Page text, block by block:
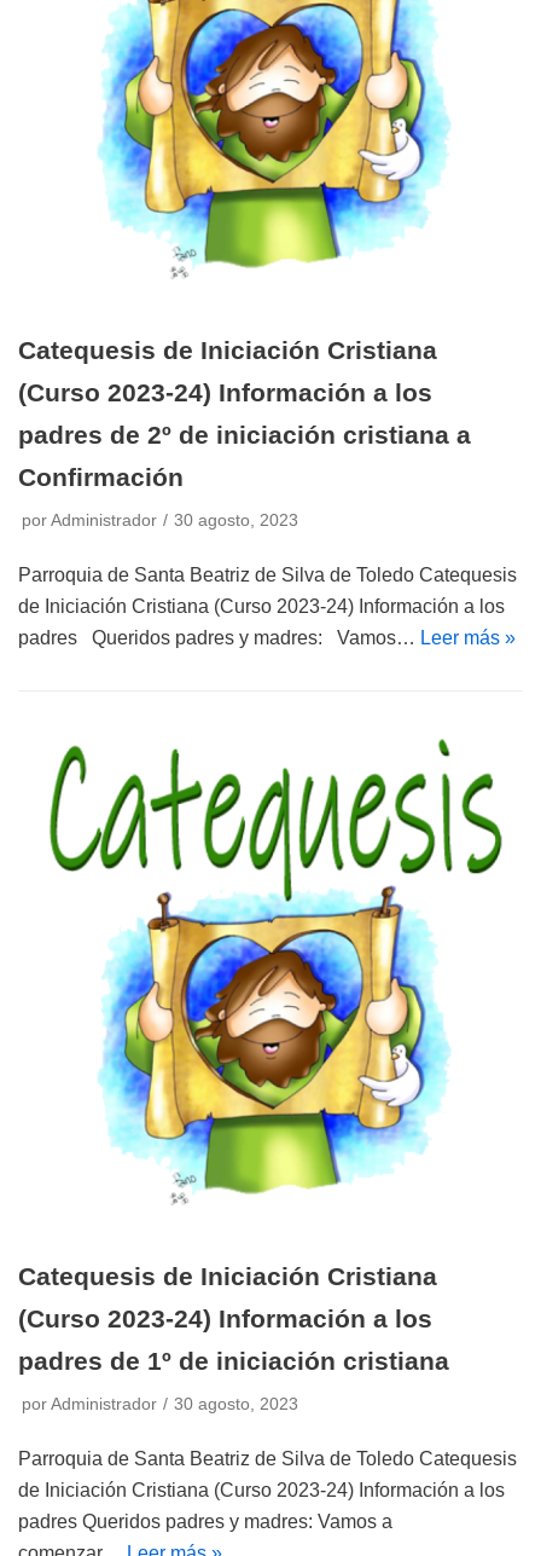
Catequesis de Iniciación Cristiana
(Curso 2023-24) Información a los
padres de 2º de iniciación cristiana a
Confirmación
por Administrador 30 agosto, 2023
Parroquia de Santa Beatriz de Silva de Toledo Catequesis
de Iniciación Cristiana (Curso 2023-24) Información a los
padres Queridos padres y madres: Vamos… Leer más »
Catequesis de Iniciación Cristiana
(Curso 2023-24) Información a los
padres de 1º de iniciación cristiana
por Administrador 30 agosto, 2023
Parroquia de Santa Beatriz de Silva de Toledo Catequesis
de Iniciación Cristiana (Curso 2023-24) Información a los
padres Queridos padres y madres: Vamos a